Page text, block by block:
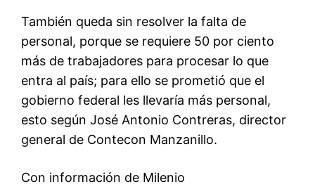
También queda sin resolver la falta de
personal, porque se requiere 50 por ciento
más de trabajadores para procesar lo que
entra al país; para ello se prometió que el
gobierno federal les llevaría más personal,
esto según José Antonio Contreras, director
general de Contecon Manzanillo.
Con información de Milenio